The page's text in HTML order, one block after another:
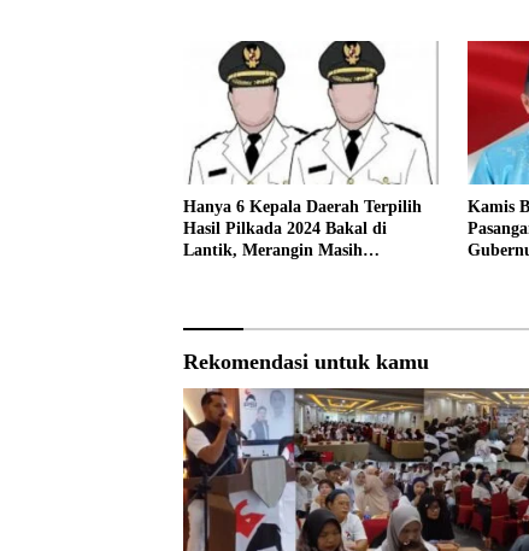
Hanya 6 Kepala Daerah Terpilih
Hasil Pilkada 2024 Bakal di
Lantik, Merangin Masih
Kamis
Rekomendasi untuk kamu